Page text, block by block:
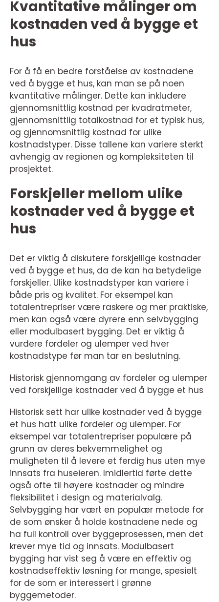
Kvantitative målinger om
kostnaden ved å bygge et
hus
For å få en bedre forståelse av kostnadene
ved å bygge et hus, kan man se på noen
kvantitative målinger. Dette kan inkludere
gjennomsnittlig kostnad per kvadratmeter,
gjennomsnittlig totalkostnad for et typisk hus,
og gjennomsnittlig kostnad for ulike
kostnadstyper. Disse tallene kan variere sterkt
avhengig av regionen og kompleksiteten til
prosjektet.
Forskjeller mellom ulike
kostnader ved å bygge et
hus
Det er viktig å diskutere forskjellige kostnader
ved å bygge et hus, da de kan ha betydelige
forskjeller. Ulike kostnadstyper kan variere i
både pris og kvalitet. For eksempel kan
totalentrepriser være raskere og mer praktiske,
men kan også være dyrere enn selvbygging
eller modulbasert bygging. Det er viktig å
vurdere fordeler og ulemper ved hver
kostnadstype før man tar en beslutning.
Historisk gjennomgang av fordeler og ulemper
ved forskjellige kostnader ved å bygge et hus
Historisk sett har ulike kostnader ved å bygge
et hus hatt ulike fordeler og ulemper. For
eksempel var totalentrepriser populære på
grunn av deres bekvemmelighet og
muligheten til å levere et ferdig hus uten mye
innsats fra huseieren. Imidlertid førte dette
også ofte til høyere kostnader og mindre
fleksibilitet i design og materialvalg.
Selvbygging har vært en populær metode for
de som ønsker å holde kostnadene nede og
ha full kontroll over byggeprosessen, men det
krever mye tid og innsats. Modulbasert
bygging har vist seg å være en effektiv og
kostnadseffektiv løsning for mange, spesielt
for de som er interessert i grønne
byggemetoder.